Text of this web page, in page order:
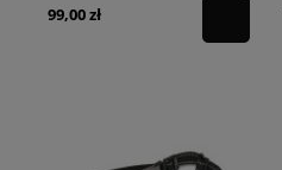
99,00 zł